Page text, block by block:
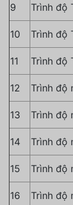
9 Trình độ
10 Trình độ
11 Trình độ
12 Trình độ
13 Trình độ
14 Trình độ
15 Trình độ
16 Trình độ